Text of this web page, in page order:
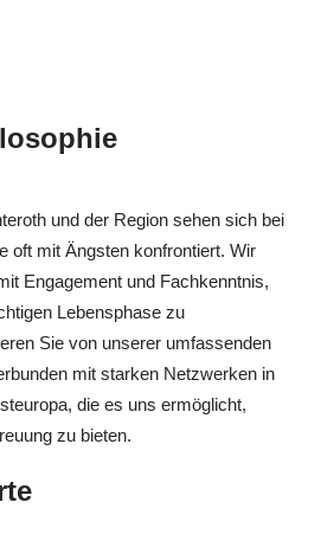
und der Region sehen sich bei
oft mit Ängsten konfrontiert. Wir
Engagement und Fachkenntnis,
Lebensphase zu
Sie von unserer umfassenden
mit starken Netzwerken in
die es uns ermöglicht,
zu bieten.